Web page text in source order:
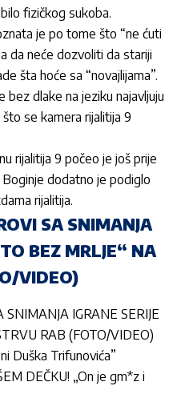
fizičkog sukoba.
je po tome što “ne ćuti
da neće dozvoliti da stariji
šta hoće sa “novajlijama”.
dlake na jeziku najavljuju
se kamera rijalitija 9
rijalitija 9 počeo je još prije
dodatno je podiglo
rijalitija.
SA SNIMANJA
BEZ MRLJE“ NA
VIDEO)
IGRANE SERIJE
RAB (FOTO/VIDEO)
Duška Trifunovića”
DEČKU! „On je gm*z i